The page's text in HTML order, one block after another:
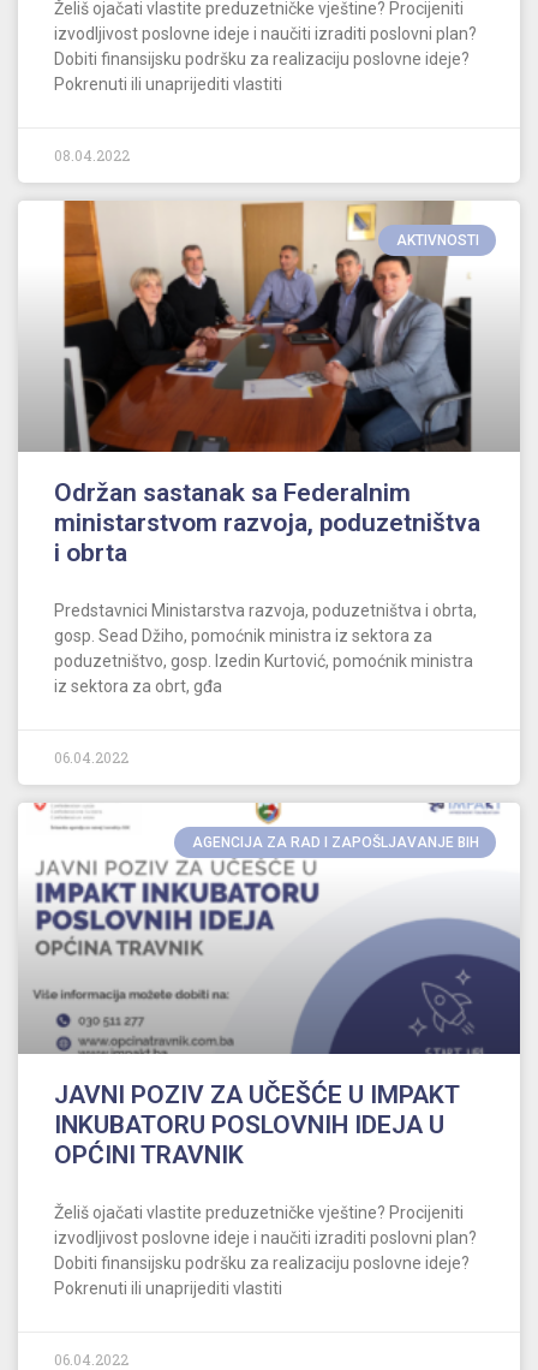
Želiš ojačati vlastite preduzetničke vještine? Procijeniti
izvodljivost poslovne ideje i naučiti izraditi poslovni plan?
Dobiti finansijsku podršku za realizaciju poslovne ideje?
Pokrenuti ili unaprijediti vlastiti
08.04.2022
AKTIVNOSTI
Održan sastanak sa Federalnim
ministarstvom razvoja, poduzetništva
i obrta
Predstavnici Ministarstva razvoja, poduzetništva i obrta,
gosp. Sead Džiho, pomoćnik ministra iz sektora za
poduzetništvo, gosp. Izedin Kurtović, pomoćnik ministra
iz sektora za obrt, gđa
06.04.2022
AGENCIJA ZA RAD I ZAPOŠLJAVANJE BIH
JAVNI POZIV ZA UČEŠĆE U IMPAKT
INKUBATORU POSLOVNIH IDEJA U
OPĆINI TRAVNIK
Želiš ojačati vlastite preduzetničke vještine? Procijeniti
izvodljivost poslovne ideje i naučiti izraditi poslovni plan?
Dobiti finansijsku podršku za realizaciju poslovne ideje?
Pokrenuti ili unaprijediti vlastiti
06.04.2022